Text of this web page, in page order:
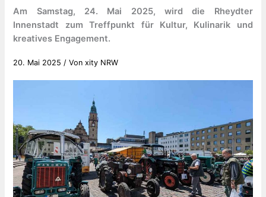
Am Samstag, 24. Mai 2025, wird die Rheydter
Innenstadt zum Treffpunkt für Kultur, Kulinarik und
kreatives Engagement.
20. Mai 2025 / Vonxity NRW